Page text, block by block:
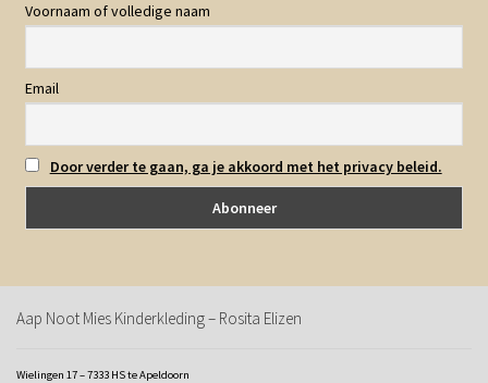
Voornaam of volledige naam
Email
Door verder te gaan, ga je akkoord met het privacy beleid.
Aap Noot Mies Kinderkleding – Rosita Elizen
Wielingen 17 – 7333 HS te Apeldoorn